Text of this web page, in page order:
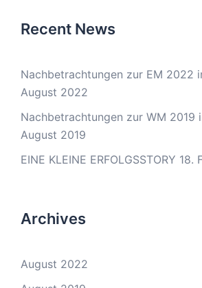
Recent News
Nachbetrachtungen zur EM 2022
August 2022
Nachbetrachtungen zur WM 2019
August 2019
EINE KLEINE ERFOLGSSTORY 18.
Archives
August 2022